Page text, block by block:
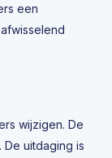
een
wijzigen. De
uitdaging is